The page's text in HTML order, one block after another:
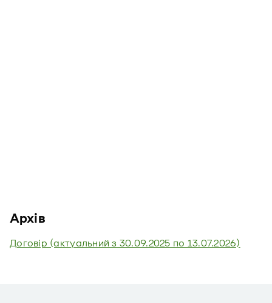
Архів
Договір (актуальний з 30.09.2025 по 13.07.2026)